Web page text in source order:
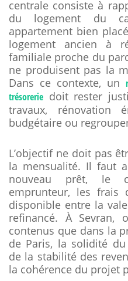
centrale consiste à
du logement du
appartement bien
logement ancien à
familiale proche du
ne produisent pas la
Dans ce contexte, un
trésorerie doit rester
travaux, rénovation
budgétaire ou
L’objectif ne doit pas
la mensualité. Il faut
nouveau prêt, le
emprunteur, les frais
disponible entre la
refinancé. À
contenus que dans la
de Paris, la solidité
de la stabilité des
la cohérence du projet